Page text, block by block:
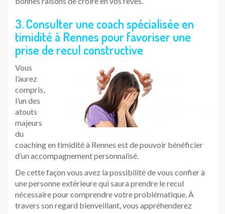
3. Consulter une coach spécialisée en
timidité à Rennes pour favoriser une
prise de recul constructive
Vous
l’aurez
compris,
l’un des
atouts
majeurs
du
coaching en timidité à Rennes est de pouvoir bénéficier
d’un accompagnement personnalisé.
De cette façon vous avez la possibilité de vous confier à
une personne extérieure qui saura prendre le recul
nécessaire pour comprendre votre problématique. À
travers son regard bienveillant, vous appréhenderez